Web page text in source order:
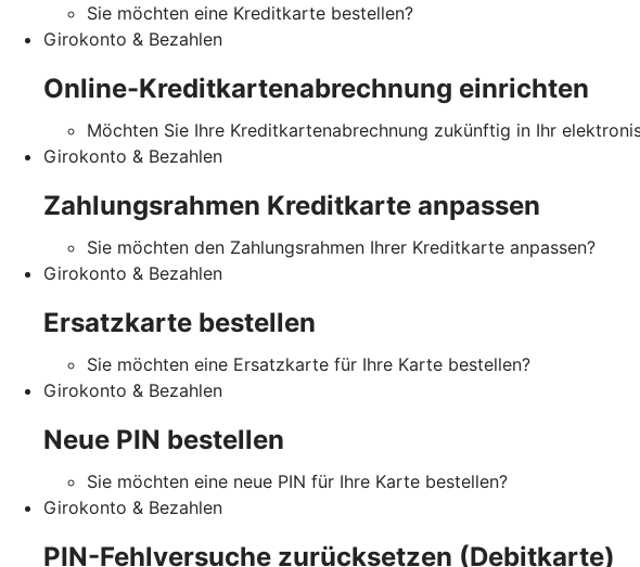
Sie möchten eine Kreditkarte bestellen?
Girokonto & Bezahlen
Online-Kreditkartenabrechnung einrichten
Möchten Sie Ihre Kreditkartenabrechnung zukünftig in Ihr
Girokonto & Bezahlen
Zahlungsrahmen Kreditkarte anpassen
Sie möchten den Zahlungsrahmen Ihrer Kreditkarte anpassen?
Girokonto & Bezahlen
Ersatzkarte bestellen
Sie möchten eine Ersatzkarte für Ihre Karte bestellen?
Girokonto & Bezahlen
Neue PIN bestellen
Sie möchten eine neue PIN für Ihre Karte bestellen?
Girokonto & Bezahlen
PIN-Fehlversuche zurücksetzen (Debitkarte)